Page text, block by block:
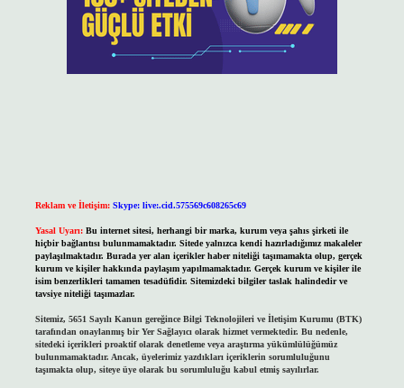
Reklam ve İletişim: Skype: live:.cid.575569c608265c69
Yasal Uyarı: Bu internet sitesi, herhangi bir marka, kurum veya şahıs şirketi ile
hiçbir bağlantısı bulunmamaktadır. Sitede yalnızca kendi hazırladığımız makaleler
paylaşılmaktadır. Burada yer alan içerikler haber niteliği taşımamakta olup, gerçek
kurum ve kişiler hakkında paylaşım yapılmamaktadır. Gerçek kurum ve kişiler ile
isim benzerlikleri tamamen tesadüfidir. Sitemizdeki bilgiler taslak halindedir ve
tavsiye niteliği taşımazlar.
Sitemiz, 5651 Sayılı Kanun gereğince Bilgi Teknolojileri ve İletişim Kurumu (BTK)
tarafından onaylanmış bir Yer Sağlayıcı olarak hizmet vermektedir. Bu nedenle,
sitedeki içerikleri proaktif olarak denetleme veya araştırma yükümlülüğümüz
bulunmamaktadır. Ancak, üyelerimiz yazdıkları içeriklerin sorumluluğunu
taşımakta olup, siteye üye olarak bu sorumluluğu kabul etmiş sayılırlar.